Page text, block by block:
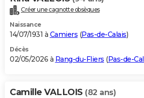
Bricolage
Lifestyle
Culture
Sport
Auto
Television
Voyage
CinemaCréer une cagnotte obsèques
Naissance
14/07/1931 à Camiers (Pas-de-Calais)
Décès
02/05/2026 à Rang-du-Fliers (Pas-de-
Camille VALLOIS (82 ans)